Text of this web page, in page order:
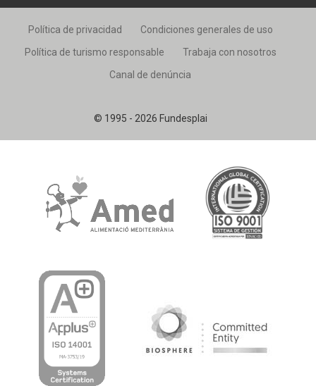
© 1995 - 2026 Fundesplai
Política de privacidad
Condiciones generales de uso
Política de turismo responsable
Trabaja con nosotros
Canal de denúncia